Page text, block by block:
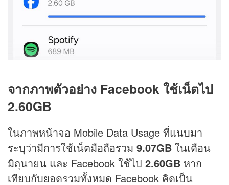
จากภาพตัวอย่าง Facebook ใช้เน็ตไป
2.60GB
ในภาพหน้าจอ Mobile Data Usage ที่แนบมา
ระบุว่ามีการใช้เน็ตมือถือรวม 9.07GB ในเดือน
มิถุนายน และ Facebook ใช้ไป 2.60GB หาก
เทียบกับยอดรวมทั้งหมด Facebook คิดเป็น